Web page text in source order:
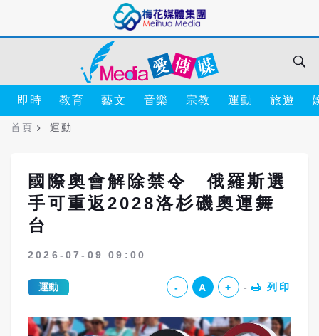
即時 教育 藝文 音樂 宗教 運動 旅遊
首頁 運動
國際奧會解除禁令 俄羅斯選
手可重返2028洛杉磯奧運舞
台
2026-07-09 09:00
運動 - A + 列印